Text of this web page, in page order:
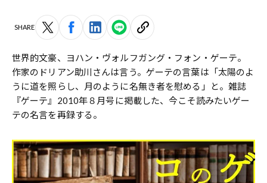
SHARE
世界的文豪、ヨハン・ヴォルフガング・フォン・ゲーテ。
作家のドリアン助川さんは言う。ゲーテの言葉は「太陽のよ
うに道を照らし、月のように名無き者を慰める」と。雑誌
『ゲーテ』2010年８月号に掲載した、今こそ読みたいゲー
テの名言を再録する。